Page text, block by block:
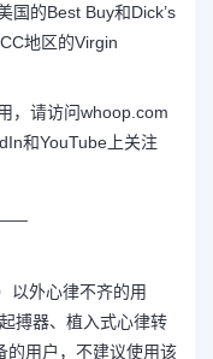
国的Best Buy和Dick’s
地区的Virgin
，请访问whoop.com
和YouTube 上关注
以外心律不齐的用
搏器、植入式心律转
的用户，不建议使用该